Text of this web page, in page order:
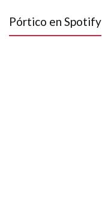
Pórtico en Spotify